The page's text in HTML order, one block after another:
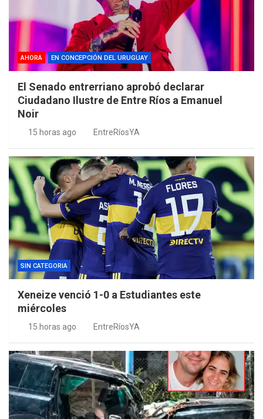
AHORA EN CONCEPCIÓN DEL URUGUAY
El Senado entrerriano aprobó declarar
Ciudadano Ilustre de Entre Ríos a Emanuel
Noir
15 horas ago EntreRíosYA
SIN CATEGORIA
Xeneize venció 1-0 a Estudiantes este
miércoles
15 horas ago EntreRíosYA